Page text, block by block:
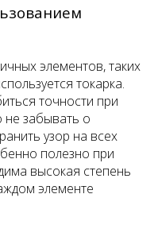
элементов, таких
токарка.
точности при
забывать о
узор на всех
полезно при
высокая степень
элементе